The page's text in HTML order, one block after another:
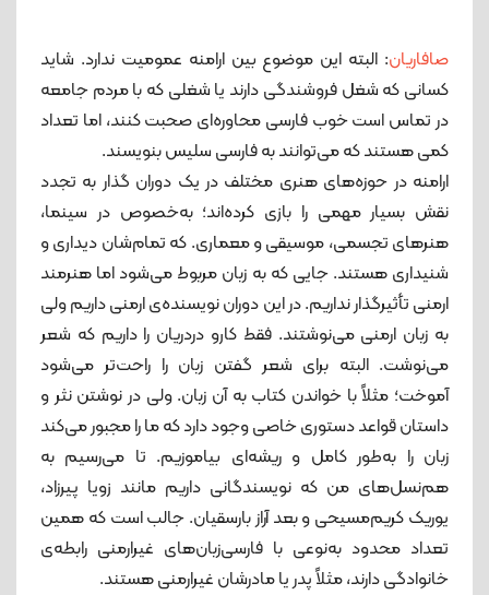
صافاریان: البته این موضوع بین ارامنه عمومیت ندارد. شاید
کسانی که شغل فروشندگی دارند یا شغلی که با مردم جامعه
در تماس است خوب فارسی محاوره‌ای صحبت ‌کنند، اما تعداد
کمی هستند که می‌توانند به فارسی سلیس بنویسند.
ارامنه در حوزه‌های هنری مختلف در یک دوران گذار به تجدد
نقش بسیار مهمی را بازی کرده‌اند؛ به‌خصوص در سینما،
هنرهای تجسمی، موسیقی و معماری. که تمام‌شان دیداری و
شنیداری هستند. جایی ‌که به زبان مربوط می‌شود اما هنرمند
ارمنی تأثیرگذار نداریم. در این دوران نویسنده‌ی ارمنی داریم ولی
به زبان ارمنی می‌نوشتند. فقط کارو دردریان را داریم که شعر
می‌نوشت. البته برای شعر گفتن زبان را راحت‌تر می‌شود
آموخت؛ مثلاً با خواندن کتاب به آن زبان. ولی در نوشتن نثر و
داستان قواعد دستوری خاصی وجود دارد که ما را مجبور می‌کند
زبان را به‌طور کامل و ریشه‌ای بیاموزیم. تا می‌رسیم به
هم‌نسل‌های من که نویسندگانی داریم مانند زویا پیرزاد،
یوریک کریم‌مسیحی و بعد آراز بارسقیان. جالب است که همین
تعداد محدود به‌نوعی با فارسی‌زبان‌های غیرارمنی رابطه‌ی
خانوادگی دارند، مثلاً پدر یا مادرشان غیرارمنی هستند.